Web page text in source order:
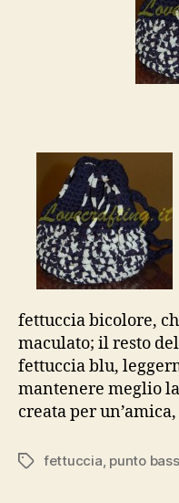
fettuccia bicolore,
maculato; il resto
fettuccia blu,
mantenere meglio
creata per
Tag fettuccia, punto